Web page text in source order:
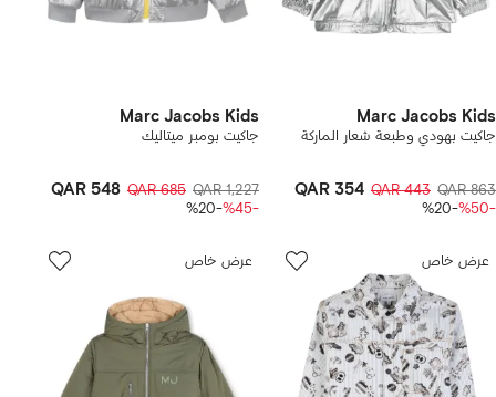
Marc Jacobs Kids
جاكيت بهودي وطبعة شعار الماركة
QAR 863
QAR 443
QAR 354
-%50
-%20
Marc Jacobs Kids
جاكيت بومبر ميتاليك
QAR 1,227
QAR 685
QAR 548
-%45
-%20
عرض خاص عرض خاص